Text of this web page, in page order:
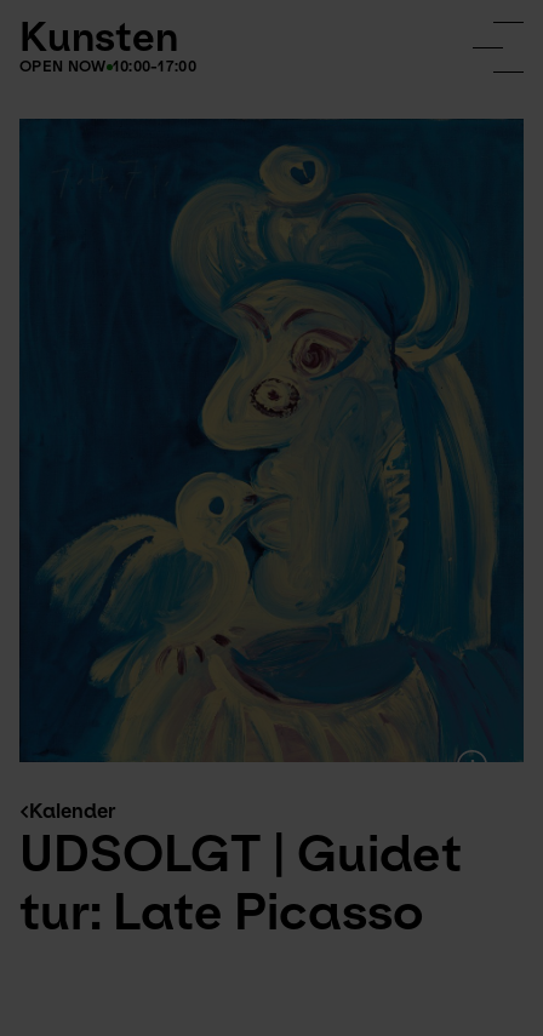
Kunsten
OPEN NOW 10:00-17:00
Kalender
UDSOLGT | Guidet
tur: Late Picasso